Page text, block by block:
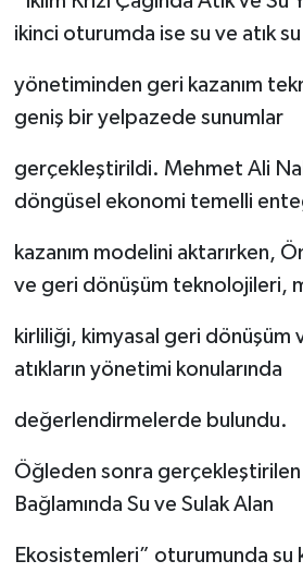
ikinci oturumda ise su ve atık su
yönetiminden geri kazanım
geniş bir yelpazede sunumlar
gerçekleştirildi. Mehmet Ali
döngüsel ekonomi temelli
kazanım modelini aktarırken,
ve geri dönüşüm teknolojileri,
kirliliği, kimyasal geri dönüşüm
atıkların yönetimi konularında
değerlendirmelerde bulundu.
Öğleden sonra
Bağlamında Su ve Sulak Alan
Ekosistemleri” oturumunda su